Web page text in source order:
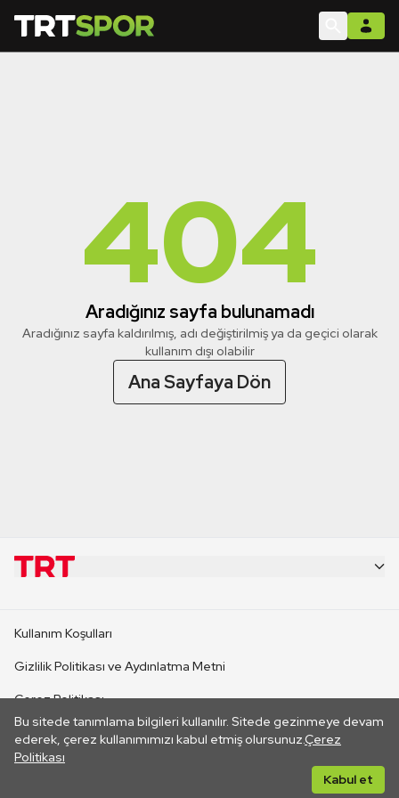
404
Aradığınız sayfa bulunamadı
Aradığınız sayfa kaldırılmış, adı değiştirilmiş ya da geçici olarak
kullanım dışı olabilir
Ana Sayfaya Dön
Bu sitede tanımlama bilgileri kullanılır. Sitede gezinmeye devam
ederek, çerez kullanımımızı kabul etmiş olursunuz.Çerez
Politikası
Kabul et
CANLI YAYINLAR
Kullanım Koşulları
Gizlilik Politikası ve Aydınlatma Metni
Çerez Politikası
İletişim
Her hakkı saklıdır. ©2026 TRT. Bağlantı yoluyla gidilen dış